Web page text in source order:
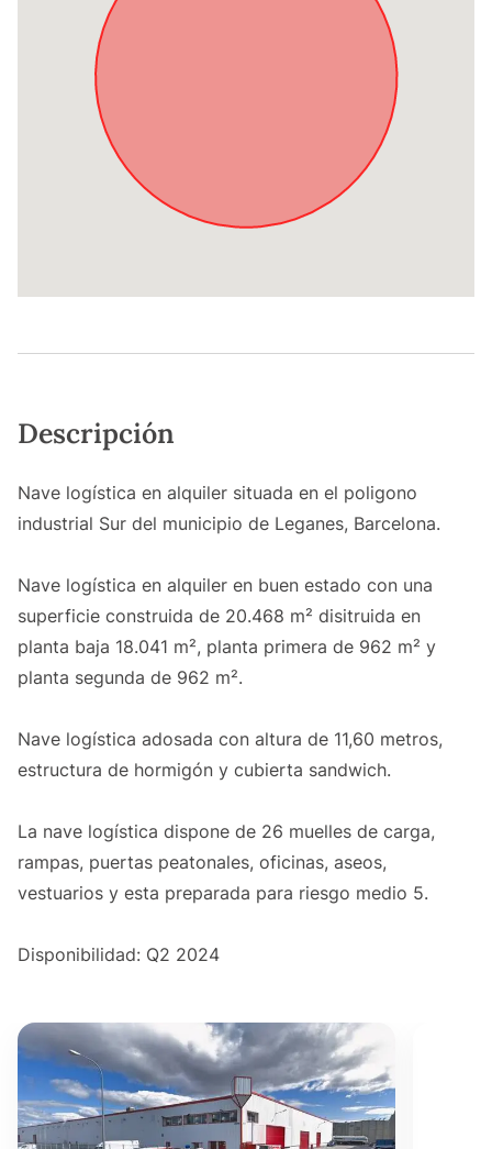
Descripción
Nave logística en alquiler situada en el poligono
industrial Sur del municipio de Leganes, Barcelona.
Nave logística en alquiler en buen estado con una
superficie construida de 20.468 m² disitruida en
planta baja 18.041 m², planta primera de 962 m² y
planta segunda de 962 m².
Nave logística adosada con altura de 11,60 metros,
estructura de hormigón y cubierta sandwich.
La nave logística dispone de 26 muelles de carga,
rampas, puertas peatonales, oficinas, aseos,
vestuarios y esta preparada para riesgo medio 5.
Disponibilidad: Q2 2024